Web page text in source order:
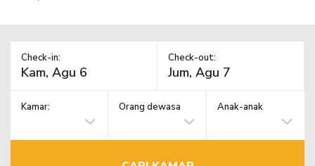
Check-in: Check-out:
Kamar: Orang dewasa Anak-anak